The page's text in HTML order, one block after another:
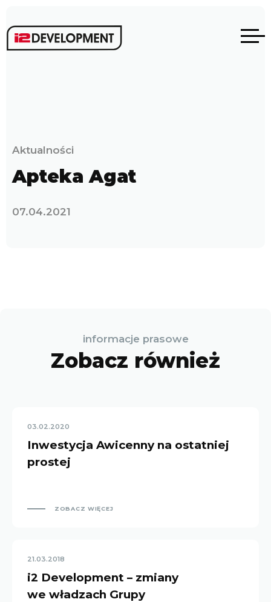
Aktualności
Apteka Agat
07.04.2021
informacje prasowe
Zobacz również
03.02.2020
Inwestycja Awicenny na ostatniej
prostej
ZOBACZ WIĘCEJ
21.03.2018
i2 Development – zmiany
we władzach Grupy